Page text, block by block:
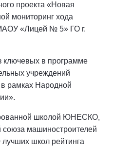
проекта «Новая
мониторинг хода
«Лицей № 5» ГО г.
ключевых в программе
учреждений
рамках Народной
школой ЮНЕСКО,
машиностроителей
школ рейтинга